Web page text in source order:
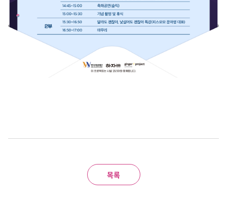
목록